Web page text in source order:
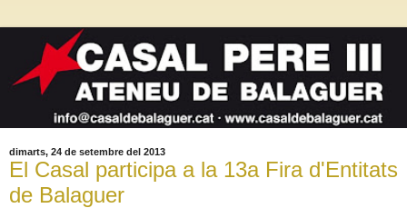
dimarts, 24 de setembre del 2013
El Casal participa a la 13a Fira d'Entitats
de Balaguer